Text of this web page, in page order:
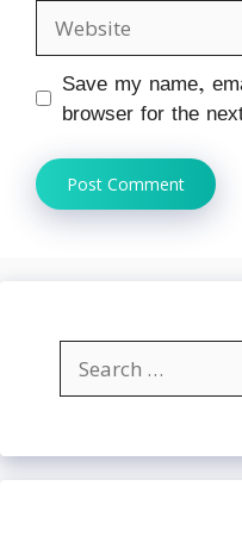
Website
Save my name,
browser for the
Search
for: